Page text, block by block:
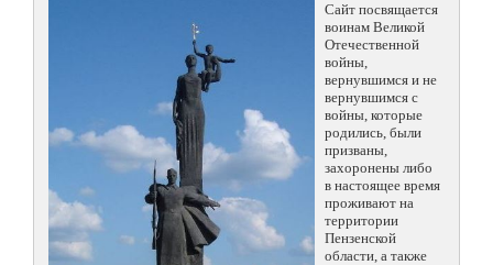
Сайт посвящается
воинам Великой
Отечественной
войны,
вернувшимся и не
вернувшимся с
войны, которые
родились, были
призваны,
захоронены либо
в настоящее время
проживают на
территории
Пензенской
области, а также